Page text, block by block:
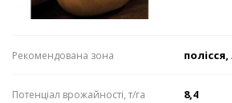
Рекомендована зона
Потенціал врожайності, т/га 8,4